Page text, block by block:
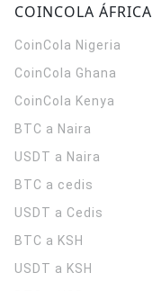
COINCOLA ÁFRICA
CoinCola Nigeria
CoinCola Ghana
CoinCola Kenya
BTC a Naira
USDT a Naira
BTC a cedis
USDT a Cedis
BTC a KSH
USDT a KSH